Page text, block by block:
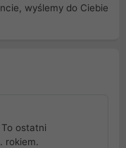
wyślemy do Ciebie
ostatni
rokiem.